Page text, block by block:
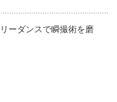
ーダンスで瞬撮術を磨